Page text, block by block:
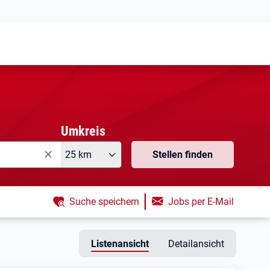
Umkreis
25 km Stellen finden
Suche speichern | Jobs per E-Mail
Listenansicht Detailansicht